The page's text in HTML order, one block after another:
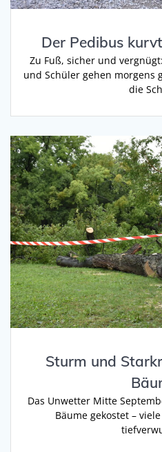
Der Pedibus
Zu Fuß, sicher und
und Schüler gehen morgens
die
Sturm und
Das Unwetter Mitte
Bäume gekostet –